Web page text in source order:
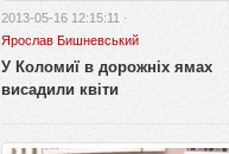
2013-05-16 12:15:11 ·
Ярослав Бишневський
У Коломиї в дорожніх ямах
висадили квіти